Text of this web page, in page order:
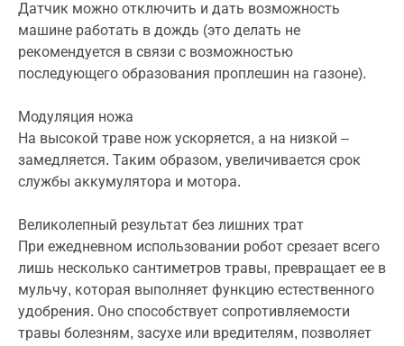
Датчик можно отключить и дать возможность
машине работать в дождь (это делать не
рекомендуется в связи с возможностью
последующего образования проплешин на газоне).
Модуляция ножа
На высокой траве нож ускоряется, а на низкой –
замедляется. Таким образом, увеличивается срок
службы аккумулятора и мотора.
Великолепный результат без лишних трат
При ежедневном использовании робот срезает всего
лишь несколько сантиметров травы, превращает ее в
мульчу, которая выполняет функцию естественного
удобрения. Оно способствует сопротивляемости
травы болезням, засухе или вредителям, позволяет